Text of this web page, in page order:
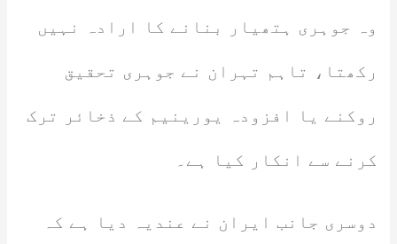
وہ جوہری ہتھیار بنانے کا ارادہ نہیں
رکھتا، تاہم تہران نے جوہری تحقیق
روکنے یا افزودہ یورینیم کے ذخائر ترک
کرنے سے انکار کیا ہے۔
دوسری جانب ایران نے عندیہ دیا ہے کہ